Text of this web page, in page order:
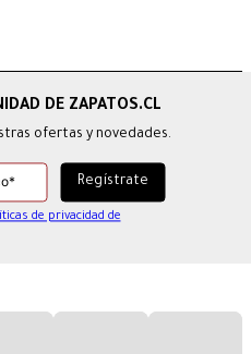
ofertas y novedades.
de privacidad de